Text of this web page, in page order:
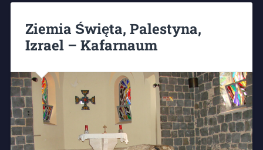
Ziemia Święta, Palestyna,
Izrael – Kafarnaum